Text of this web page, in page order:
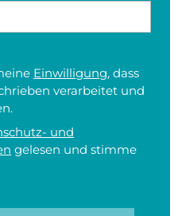
Einwilligung, dass
verarbeitet und
und
gelesen und stimme